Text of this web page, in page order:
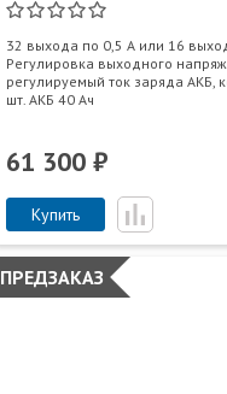
32 выхода по 0,5 А или 16
Регулировка выходного
регулируемый ток заряда АКБ,
шт. АКБ 40 Ач
61 300 ₽
Купить
ПРЕДЗАКАЗ